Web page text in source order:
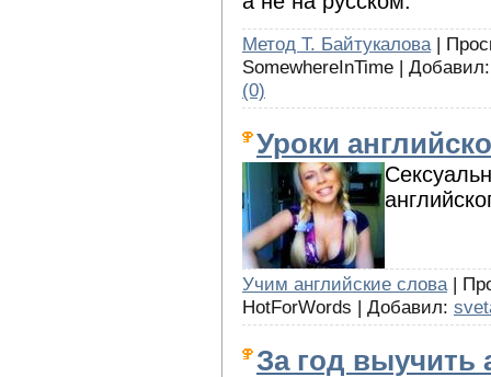
Метод Т. Байтукалова |
SomewhereInTime |
(0)
Уроки
Учим английские слова |
HotForWords | Добавил:
За год выучить